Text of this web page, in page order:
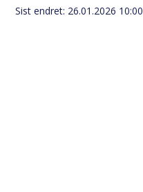
Sist endret 26.01.2026 10:00